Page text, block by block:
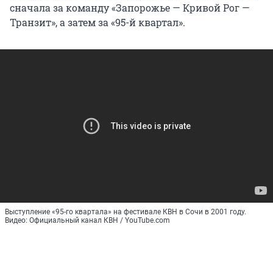
сначала за команду «Запорожье — Кривой Рог —
Транзит», а затем за «95-й квартал».
Выступление «95-го квартала» на фестивале КВН в Сочи в 2001 году.
Видео: Официальный канал КВН / YouTube.com